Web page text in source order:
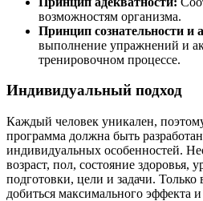
возможностям организма.
Принцип сознательности и
выполнение упражнений и
тренировочном процессе.
Индивидуальный подход
Каждый человек уникален,
программа должна быть
индивидуальных особенностей.
возраст, пол, состояние здоровья,
подготовки, цели и задачи.
добиться максимального эффекта